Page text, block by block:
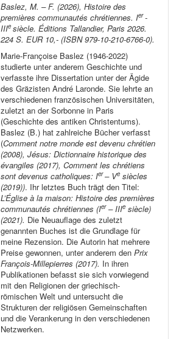
Baslez, M. – F. (2026), Histoire des
premières communautés chrétiennes. Ier-
IIIe siècle. Éditions Tallandier, Paris 2026.
224 S. EUR 10,- (ISBN 979-10-210-6766-0).
Marie-Françoise Baslez (1946-2022)
studierte unter anderem Geschichte und
verfasste ihre Dissertation unter der Ägide
des Gräzisten André Laronde. Sie lehrte an
verschiedenen französischen Universitäten,
zuletzt an der Sorbonne in Paris
(Geschichte des antiken Christentums).
Baslez (B.) hat zahlreiche Bücher verfasst
(Comment notre monde est devenu chrétien
(2008), Jésus: Dictionnaire historique des
évangiles (2017), Comment les chrétiens
sont devenus catholiques: Ier– Ve siècles
(2019)). Ihr letztes Buch trägt den Titel:
L’Église à la maison: Histoire des premières
communautés chrétiennes (Ier– IIIe siècle)
(2021). Die Neuauflage des zuletzt
genannten Buches ist die Grundlage für
meine Rezension. Die Autorin hat mehrere
Preise gewonnen, unter anderem denPrix
François-Millepierres (2017). In ihren
Publikationen befasst sie sich vorwiegend
mit den Religionen der griechisch-
römischen Welt und untersucht die
Strukturen der religiösen Gemeinschaften
und die Verankerung in den verschiedenen
Netzwerken.